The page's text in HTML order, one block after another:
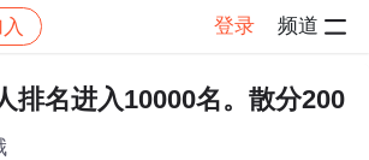
登录 频道
帖子详情
排名进入10000名。散分200